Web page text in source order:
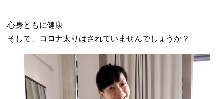
心身ともに健康
そして、コロナ太りはされていませんでしょうか？